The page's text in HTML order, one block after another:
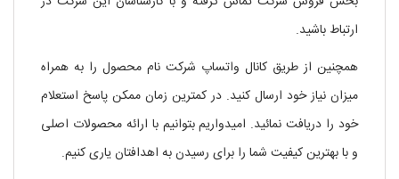
ارتباط باشید.
همچنین از طریق کانال واتساپ شرکت نام محصول را به همراه
میزان نیاز خود ارسال کنید. در کمترین زمان ممکن پاسخ استعلام
خود را دریافت نمائید. امیدواریم بتوانیم با ارائه محصولات اصلی
و با بهترین کیفیت شما را برای رسیدن به اهدافتان یاری کنیم.